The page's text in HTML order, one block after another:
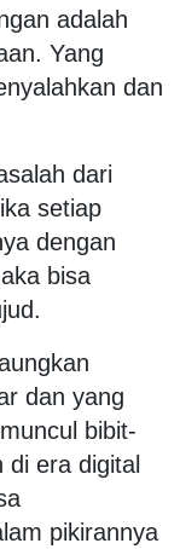
adalah
Yang
dan
dari
setiap
dengan
bisa
dan yang
bibit-
di era digital
pikirannya